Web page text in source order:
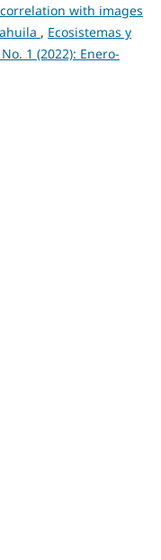
with images
, Ecosistemas y
1 (2022): Enero-